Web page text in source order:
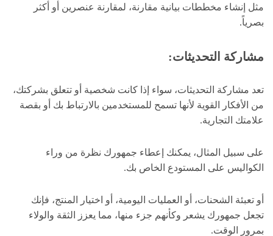
مثل إنشاء مخططات بيانية مقارنة، لمقارنة عنصرين أو أكثر
بصرياً.
مشاركة التحديثات:
تعد مشاركة التحديثات، سواء إذا كانت شخصية أو تتعلق بشركتك،
من الأفكار القوية لأنها تسمح للمستخدمين بالارتباط بك أو بقصة
علامتك التجارية.
على سبيل المثال، يمكنك إعطاء جمهورك نظرة من وراء
الكواليس على المستودع الخاص بك.
أو تعبئة الشحنات، أو العمليات اليومية، أو اختيار المنتج، فإنك
تجعل جمهورك يشعر وكأنهم جزء منها، مما يعزز الثقة والولاء
بمرور الوقت.